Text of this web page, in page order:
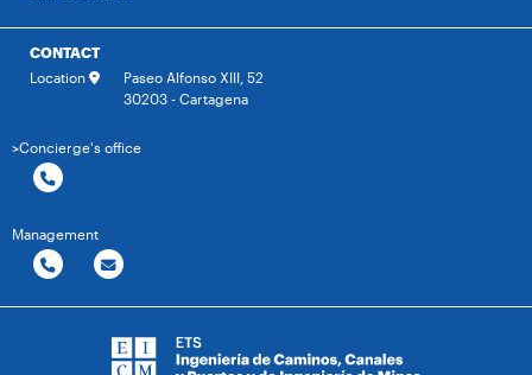
CONTACT
Location
Paseo Alfonso XIII, 52
30203 - Cartagena
>Concierge's office
Management